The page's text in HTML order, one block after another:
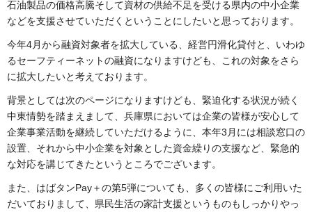
石油製品の価格高騰そして資材の供給不足を受ける県内の中小企業
などを支援させていただくということにしたいと思っております。
今年4月から融資対象者を拡大している、経営円滑化貸付と、いわゆ
るセーフティーネットの融資になりますけども、これの対象をさら
に拡大したいと考えております。
背景としては次のページになりますけども、緊迫化する状況が続く
中東情勢を踏まえまして、兵庫県においては企業の皆様が安心して
企業事業活動を継続していただけるように、本年3月には相談窓口の
設置、それから中小企業を対象とした資金繰りの支援など、緊急的
な対応を講じてきたというところでございます。
また、はばタンPay＋の第5弾についても、多くの皆様にご利用いた
だいておりまして、県民生活の家計支援というものもしっかりやっ